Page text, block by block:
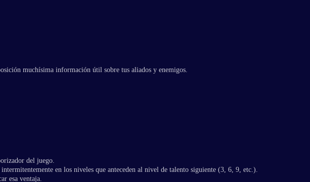
muchísima información útil sobre tus aliados y enemigos.
del juego.
en los niveles que anteceden al nivel de talento siguiente (3, 6, 9, etc.).
esa ventaja.